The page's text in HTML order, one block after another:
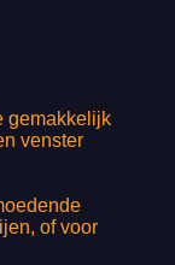
gemakkelijk
venster
of voor